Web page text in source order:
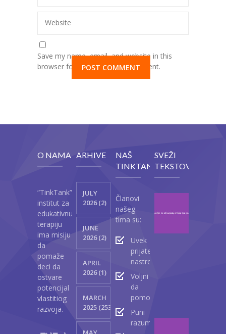
Website
Save my name, email, and website in this
browser for the next time I comment.
O NAMA
“TinkTank”
institut za
edukativnu
terapiju
ima misiju
da
pomaže
deci da
ostvare
potencijal
vlastitiog
razvoja.
ARHIVE
JULY
2026 (2)
JUNE
2026 (2)
APRIL
2026 (1)
MARCH
2025 (2530)
NAŠ
TINKTANK
Članovi
našeg
tima su:
Uvek
prijateljski
nastrojeni
Voljni
da
pomognu
Puni
razumevanja
SVEŽI
TEKSTOVI